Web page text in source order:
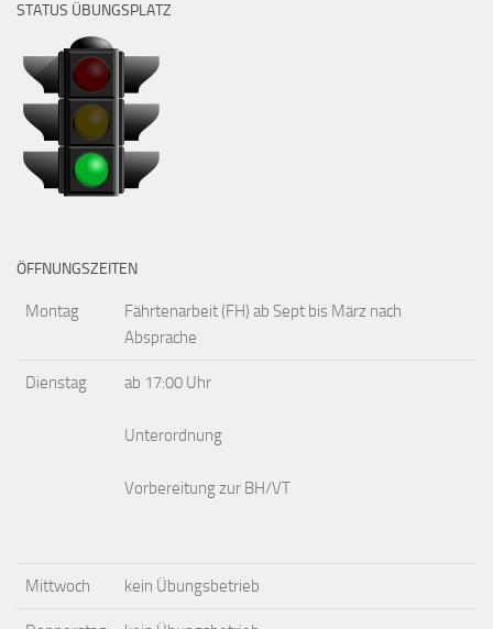
STATUS ÜBUNGSPLATZ
ÖFFNUNGSZEITEN
Montag
Fährtenarbeit (FH) ab Sept bis März nach
Absprache
Dienstag ab 17:00 Uhr
Unterordnung
Vorbereitung zur BH/VT
Mittwoch kein Übungsbetrieb